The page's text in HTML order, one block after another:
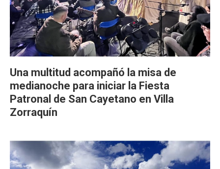
Una multitud acompañó la misa de
medianoche para iniciar la Fiesta
Patronal de San Cayetano en Villa
Zorraquín